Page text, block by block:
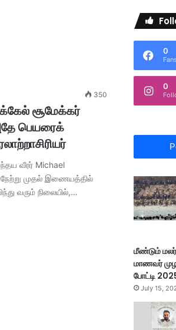
350
சூமேக்கர்
பெயரைக்
வீரர் Michael
நேற்று முதல் இணையத்தில்
வரும் நிலையில்,…
0
Fans
0
மீண்டும்
மாணவர்
போட்டி
July 15,